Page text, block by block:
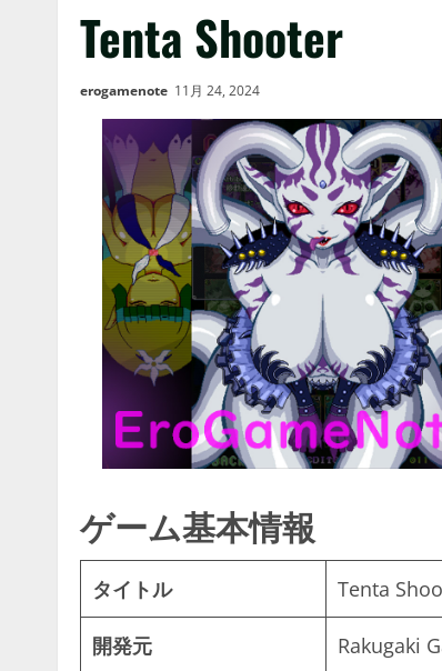
Tenta Shooter
erogamenote 11月 24, 2024
ゲーム基本情報
タイトル Tenta
開発元 Rakugaki